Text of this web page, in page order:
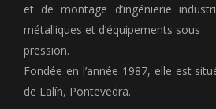
et de montage d’ingénierie
métalliques et d’équipements sous
pression.
Fondée en l’année 1987, elle est
de Lalín, Pontevedra.